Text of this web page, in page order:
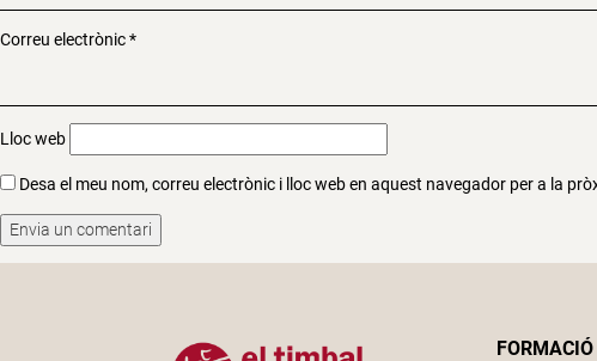
Correu electrònic*
Lloc web
Desa el meu nom, correu electrònic i lloc web en aquest navegador per a la
FORMACIÓ